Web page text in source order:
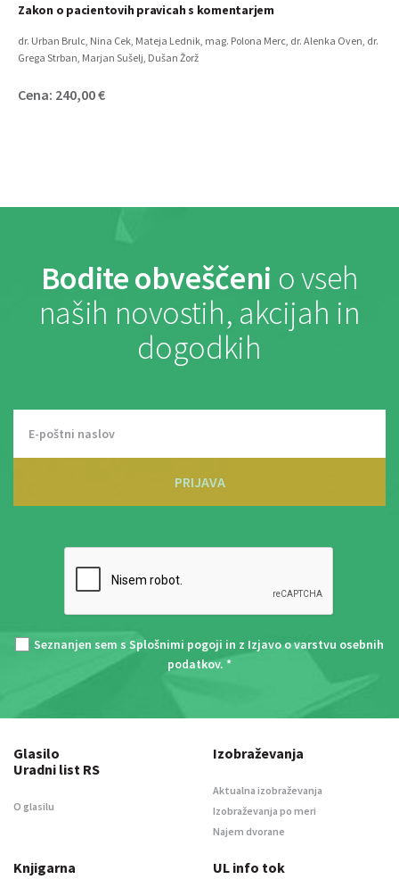
Zakon o pacientovih pravicah s komentarjem
dr. Urban Brulc, Nina Cek, Mateja Lednik, mag. Polona Merc, dr. Alenka Oven, dr.
Grega Strban, Marjan Sušelj, Dušan Žorž
Cena: 240,00 €
Bodite obveščeni o vseh
naših novostih, akcijah in
dogodkih
PRIJAVA
Seznanjen sem s Splošnimi pogoji in z Izjavo o varstvu osebnih
podatkov. *
Glasilo
Uradni list RS
O glasilu
Izobraževanja
Aktualna izobraževanja
Izobraževanja po meri
Najem dvorane
Knjigarna UL info tok